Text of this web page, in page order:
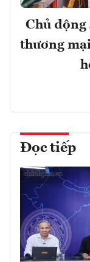
Chủ động
thương
Đọc tiếp